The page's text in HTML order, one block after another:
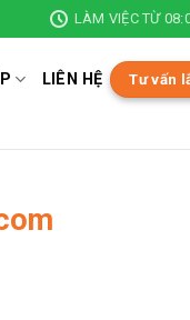
LÀM VIỆC TỪ
LIÊN HỆ Tư vấn